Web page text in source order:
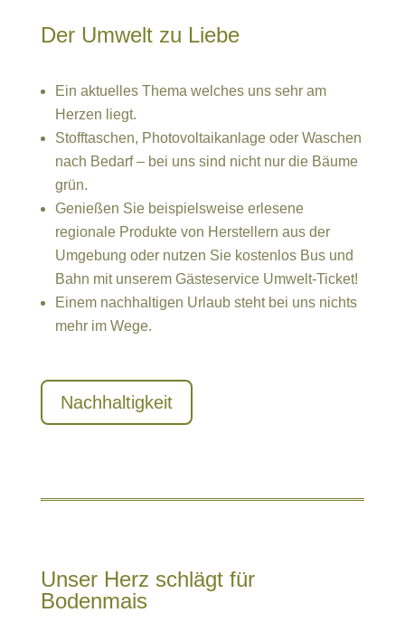
Der Umwelt zu Liebe
Ein aktuelles Thema welches uns sehr am
Herzen liegt.
Stofftaschen, Photovoltaikanlage oder Waschen
nach Bedarf – bei uns sind nicht nur die Bäume
grün.
Genießen Sie beispielsweise erlesene
regionale Produkte von Herstellern aus der
Umgebung oder nutzen Sie kostenlos Bus und
Bahn mit unserem Gästeservice Umwelt-Ticket!
Einem nachhaltigen Urlaub steht bei uns nichts
mehr im Wege.
Nachhaltigkeit
Unser Herz schlägt für
Bodenmais